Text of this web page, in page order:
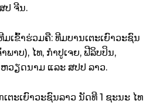
ປ ຈີນ​.
ເຂົ້າຮ່ວມຄື: ທີມບານເຕະເຍົາວະຊົນ
ພາບ), ໄທ, ກຳປູເຈຍ, ຟີລິບປິນ,
ວຽດນາມ ແລະ ສປປ ລາວ.
ຕະເຍົາວະຊົນລາວ ນັດທີ 1 ຊະນະ ໄທ